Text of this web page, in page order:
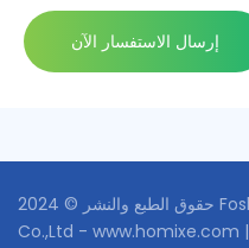
إرسال الاستفسار الآن
حقوق الطبع والنشر © 2024 Foshan Hometi New Material
Co.,Ltd - www.homixe.com |